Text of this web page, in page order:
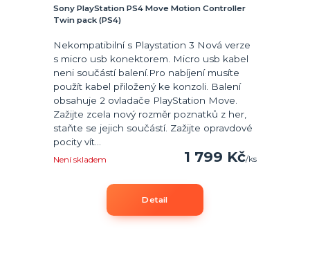
Sony PlayStation PS4 Move Motion Controller
Twin pack (PS4)
Nekompatibilní s Playstation 3 Nová verze
s micro usb konektorem. Micro usb kabel
neni součástí balení.Pro nabíjení musíte
použít kabel přiložený ke konzoli. Balení
obsahuje 2 ovladače PlayStation Move.
Zažijte zcela nový rozměr poznatků z her,
staňte se jejich součástí. Zažijte opravdové
pocity vít...
1 799 Kč/ks
Není skladem
Detail